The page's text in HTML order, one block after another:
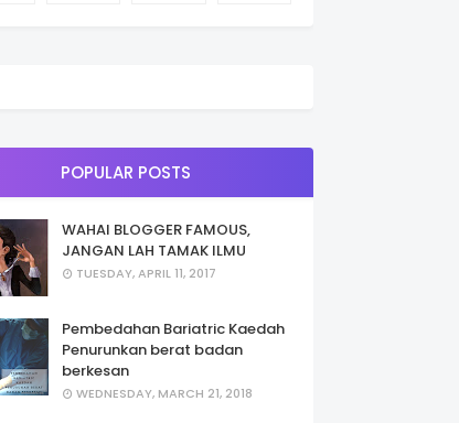
POPULAR POSTS
WAHAI BLOGGER FAMOUS,
JANGAN LAH TAMAK ILMU
TUESDAY, APRIL 11, 2017
Pembedahan Bariatric Kaedah
Penurunkan berat badan
berkesan
WEDNESDAY, MARCH 21, 2018